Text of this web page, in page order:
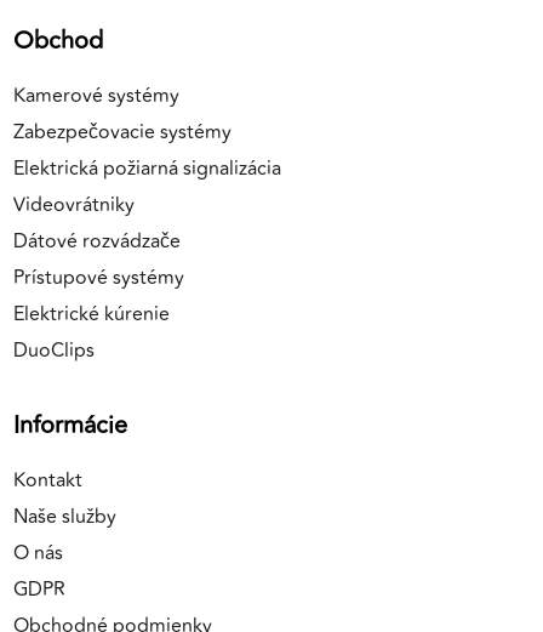
Obchod
Kamerové systémy
Zabezpečovacie systémy
Elektrická požiarná signalizácia
Videovrátniky
Dátové rozvádzače
Prístupové systémy
Elektrické kúrenie
DuoClips
Informácie
Kontakt
Naše služby
O nás
GDPR